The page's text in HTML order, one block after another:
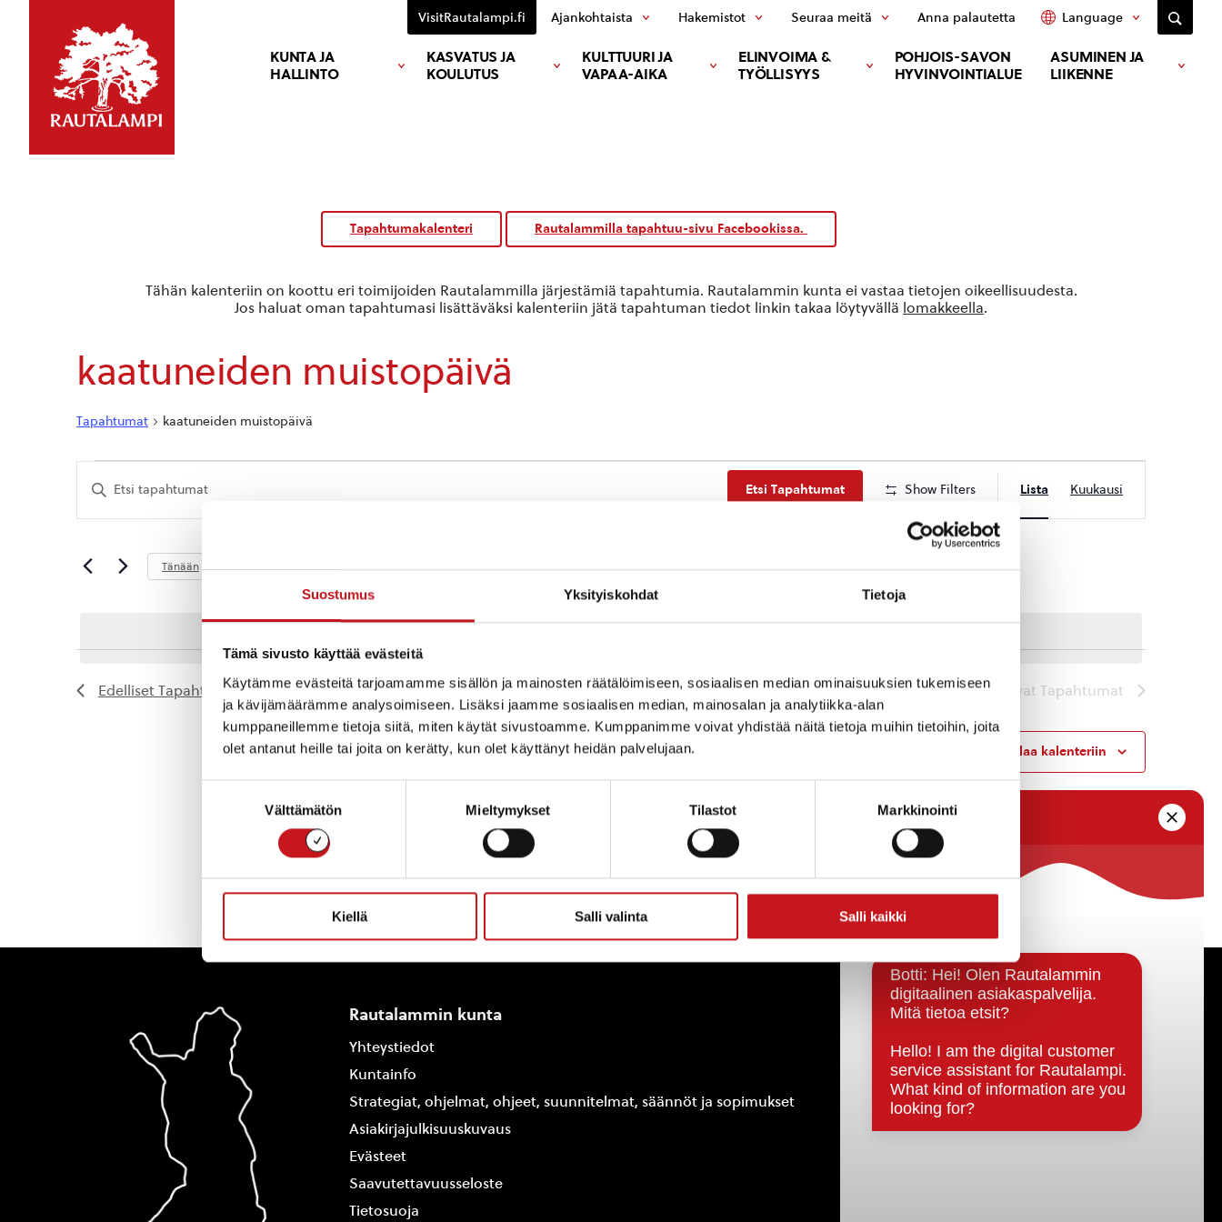
Suostumus Yksityiskohdat Tietoja
Tämä sivusto käyttää evästeitä
Käytämme evästeitä tarjoamamme sisällön ja mainosten räätälöimiseen, sosiaalisen median ominaisuuksien tukemiseen
ja kävijämäärämme analysoimiseen. Lisäksi jaamme sosiaalisen median, mainosalan ja analytiikka-alan
kumppaneillemme tietoja siitä, miten käytät sivustoamme. Kumppanimme voivat yhdistää näitä tietoja muihin tietoihin, joita
olet antanut heille tai joita on kerätty, kun olet käyttänyt heidän palvelujaan.
Välttämätön Mieltymykset Tilastot Markkinointi
Kiellä Salli valinta Salli kaikki
KUNTA JA
HALLINTO
KASVATUS JA
KOULUTUS
KULTTUURI JA
VAPAA-AIKA
ELINVOIMA &
TYÖLLISYYS
POHJOIS-SAVON
HYVINVOINTIALUE
ASUMINEN JA
LIIKENNE
VisitRautalampi.fi Ajankohtaista Hakemistot Seuraa meitä Anna palautetta Language
Tapahtumakalenteri Rautalammilla tapahtuu-sivu Facebookissa.
kaatuneiden muistopäivä
Tapahtumat kaatuneiden muistopäivä
Tapahtumat
Tapahtumat
Etsi
Näkymät
Syötä
hakusana.
Etsi
hakusanalla.
Etsi Tapahtumat Show Filters
Views
Navigation
Lista Kuukausi
Tänään Tuleva
Edelliset Tapahtumat Seuraavat Tapahtumat
Tilaa kalenteriin
Tähän kalenteriin on koottu eri toimijoiden Rautalammilla järjestämiä tapahtumia. Rautalammin kunta ei vastaa tietojen oikeellisuudesta.
Jos haluat oman tapahtumasi lisättäväksi kalenteriin jätä tapahtuman tiedot linkin takaa löytyvällä lomakkeella.
Rautalammin kunta
Yhteystiedot
Kuntainfo
Strategiat, ohjelmat, ohjeet, suunnitelmat, säännöt ja sopimukset
Asiakirjajulkisuuskuvaus
Evästeet
Saavutettavuusseloste
Tietosuoja
Päätöksenteko ja lähidemokratia
Päätökset, esityslistat & pöytäkirjat
Hallinto
Kunnanhallitus
Kunnanvaltuusto